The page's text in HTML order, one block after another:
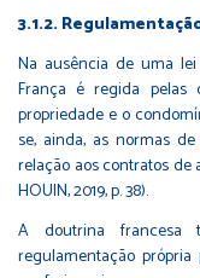
3.1.2.
Na ausência de uma
França é regida pelas
propriedade e o
se, ainda, as normas
relação aos contratos de
HOUIN, 2019, p. 38).
A doutrina francesa
regulamentação